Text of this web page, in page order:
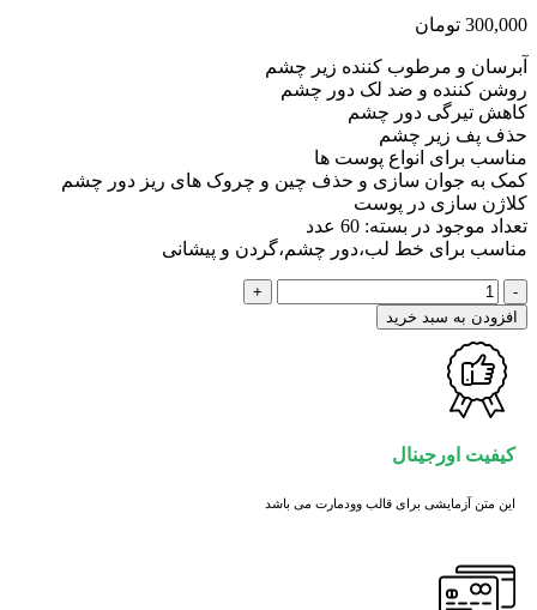
300,000 تومان
آبرسان و مرطوب کننده زیر چشم
روشن کننده و ضد لک دور چشم
کاهش تیرگی دور چشم
حذف پف زیر چشم
مناسب برای انواع پوست ها
کمک به جوان سازی و حذف چین و چروک های ریز دور چشم
کلاژن سازی در پوست
تعداد موجود در بسته: 60 عدد
مناسب برای خط لب،دور چشم،گردن و پیشانی
پچ
دور
چشم
هلو
بیواکوا
عدد
افزودن به سبد خرید
کیفیت اورجینال
این متن آزمایشی برای قالب وودمارت می باشد